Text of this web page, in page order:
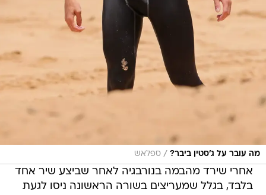
מה עובר על ג'סטין ביבר? / ספלאש
אחרי שירד מהבמה בנורבגיה לאחר שביצע שיר אחד
בלבד, בגלל שמעריצים בשורה הראשונה ניסו לגעת